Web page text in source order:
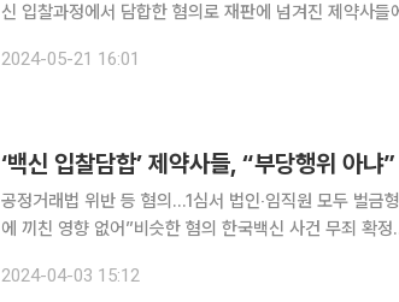
신 입찰과정에서 담합한 혐의로 재판에 넘겨진 제약사들
반 및 입찰방해 혐의 항소심 결심공판에서 검찰은 “경성
2024-05-21 16:01
‘백신 입찰담합’ 제약사들, “부당행위 아
공정거래법 위반 등 혐의…1심서 법인‧임직원 모두 벌금
에 끼친 영향 없어”비슷한 혐의 한국백신 사건 무죄 확정…같은 재판부
없었다”는 주장을 되풀이했다. 비슷한 혐의로 재판에 넘
2024-04-03 15:12